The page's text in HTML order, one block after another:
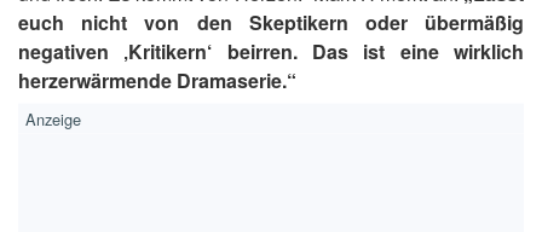
euch nicht von den Skeptikern oder übermäßig
negativen ‚Kritikern‘ beirren. Das ist eine wirklich
herzerwärmende Dramaserie.“